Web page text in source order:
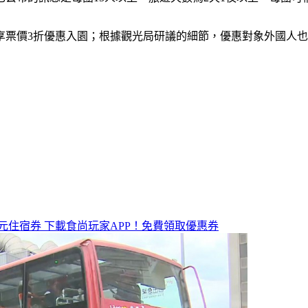
價3折優惠入園；根據觀光局研議的細節，優惠對象外國人
住宿券 下載食尚玩家APP！免費領取優惠券